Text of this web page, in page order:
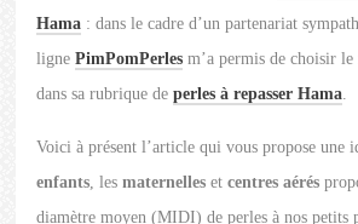
Hama : dans le cadre d’un partenariat
lignePimPomPerles m’a permis de choisir
dans sa rubrique deperles à repasser Hama.
Voici à présent l’article qui vous propose une
enfants, lesmaternelles etcentres aérés
diamètre moyen (MIDI) de perles à nos petits